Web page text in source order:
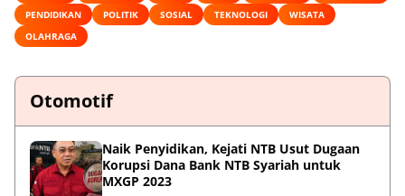
PENDIDIKAN
POLITIK SOSIAL TEKNOLOGI
WISATA
OLAHRAGA
Otomotif
Naik Penyidikan, Kejati NTB Usut Dugaan
Korupsi Dana Bank NTB Syariah untuk
MXGP 2023